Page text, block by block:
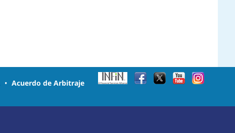
• Acuerdo de Arbitraje